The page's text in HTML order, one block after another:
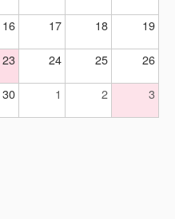
16 17 18 19
23 24 25 26
30 1 2 3